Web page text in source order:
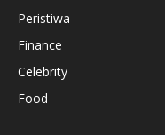
Peristiwa
Finance
Celebrity
Food